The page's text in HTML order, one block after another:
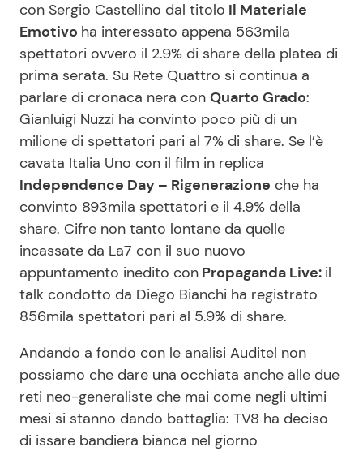
con Sergio Castellino dal titolo Il Materiale
Emotivo ha interessato appena 563mila
spettatori ovvero il 2.9% di share della platea di
prima serata. Su Rete Quattro si continua a
parlare di cronaca nera con Quarto Grado:
Gianluigi Nuzzi ha convinto poco più di un
milione di spettatori pari al 7% di share. Se l’è
cavata Italia Uno con il film in replica
Independence Day – Rigenerazione che ha
convinto 893mila spettatori e il 4.9% della
share. Cifre non tanto lontane da quelle
incassate da La7 con il suo nuovo
appuntamento inedito con Propaganda Live: il
talk condotto da Diego Bianchi ha registrato
856mila spettatori pari al 5.9% di share.
Andando a fondo con le analisi Auditel non
possiamo che dare una occhiata anche alle due
reti neo-generaliste che mai come negli ultimi
mesi si stanno dando battaglia: TV8 ha deciso
di issare bandiera bianca nel giorno